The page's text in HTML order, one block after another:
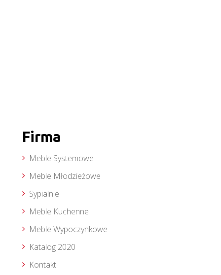
Firma
Meble Systemowe
Meble Młodzieżowe
Sypialnie
Meble Kuchenne
Meble Wypoczynkowe
Katalog 2020
Kontakt